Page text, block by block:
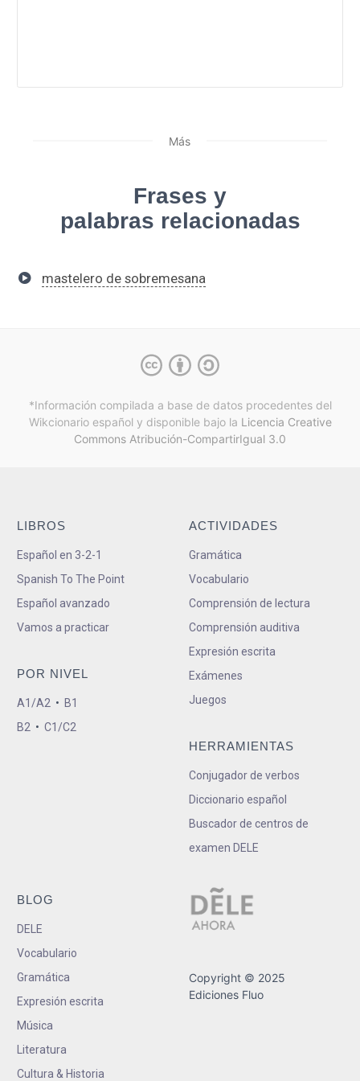
Más
Frases y
palabras relacionadas
mastelero de sobremesana
*Información compilada a base de datos procedentes del
Wikcionario español y disponible bajo la Licencia Creative
Commons Atribución-CompartirIgual 3.0
LIBROS
Español en 3-2-1
Spanish To The Point
Español avanzado
Vamos a practicar
POR NIVEL
A1/A2 • B1
B2 • C1/C2
ACTIVIDADES
Gramática
Vocabulario
Comprensión de lectura
Comprensión auditiva
Expresión escrita
Exámenes
Juegos
HERRAMIENTAS
Conjugador de verbos
Diccionario español
Buscador de centros de
examen DELE
BLOG
DELE
Vocabulario
Gramática
Expresión escrita
Música
Literatura
Cultura & Historia
Copyright © 2025
Ediciones Fluo